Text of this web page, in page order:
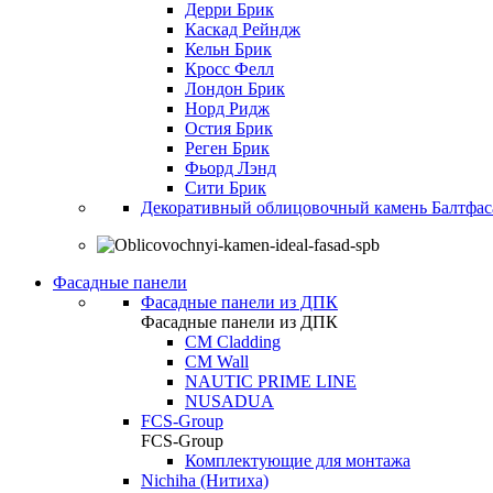
Дерри Брик
Каскад Рейндж
Кельн Брик
Кросс Фелл
Лондон Брик
Норд Ридж
Остия Брик
Реген Брик
Фьорд Лэнд
Сити Брик
Декоративный облицовочный камень
Фасадные панели
Фасадные панели из ДПК
Фасадные панели из ДПК
CM Cladding
CM Wall
NAUTIC PRIME LINE
NUSADUA
FCS-Group
FCS-Group
Комплектующие для монтажа
Nichiha (Нитиха)